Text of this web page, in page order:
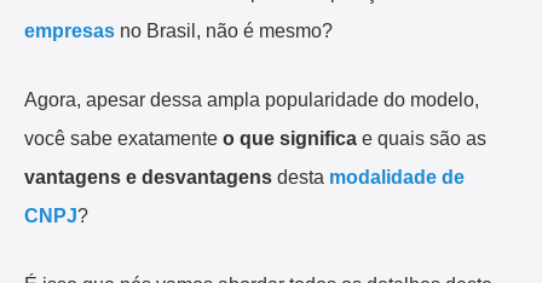
empresas no Brasil, não é mesmo?
Agora, apesar dessa ampla popularidade do modelo,
você sabe exatamente o que significa e quais são as
vantagens e desvantagens desta modalidade de
CNPJ?